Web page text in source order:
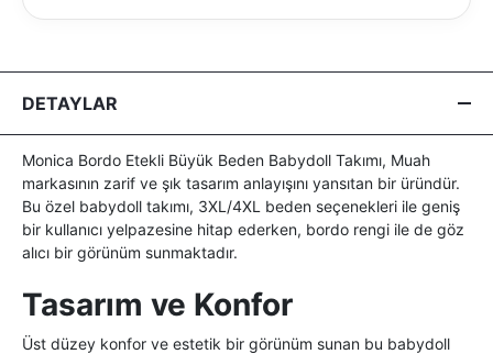
DETAYLAR
Monica Bordo Etekli Büyük Beden Babydoll Takımı, Muah
markasının zarif ve şık tasarım anlayışını yansıtan bir üründür.
Bu özel babydoll takımı, 3XL/4XL beden seçenekleri ile geniş
bir kullanıcı yelpazesine hitap ederken, bordo rengi ile de göz
alıcı bir görünüm sunmaktadır.
Tasarım ve Konfor
Üst düzey konfor ve estetik bir görünüm sunan bu babydoll